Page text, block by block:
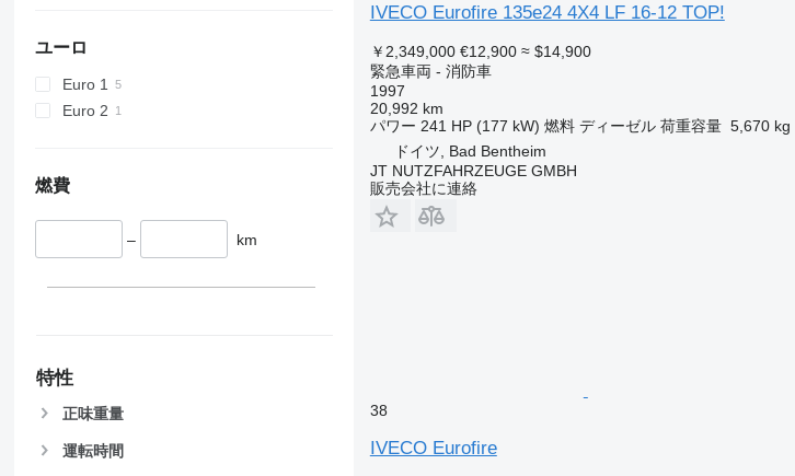
ユーロ
Euro 1
Euro 2
燃費
– km
特性
正味重量
運転時間
IVECO Eurofire 135e24 4X4 LF 16-12 TOP!
￥2,349,000 €12,900 ≈ $14,900
緊急車両 - 消防車
1997
20,992 km
パワー 241 HP (177 kW) 燃料 ディーゼル 荷重容量 5,670 kg
ドイツ, Bad Bentheim
JT NUTZFAHRZEUGE GMBH
販売会社に連絡
38
IVECO Eurofire